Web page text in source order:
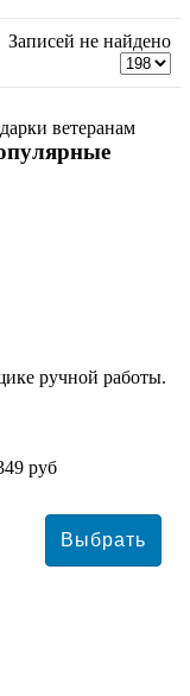
Записей не найдено
ручной работы.
руб